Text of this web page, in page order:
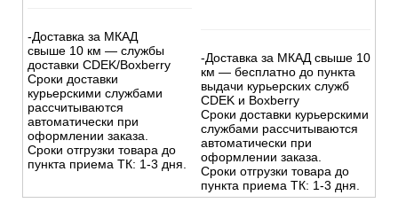
-Доставка за МКАД
свыше 10 км — службы
доставки CDEK/Boxberry
Сроки доставки
курьерскими службами
рассчитываются
автоматически при
оформлении заказа.
Сроки отгрузки товара до
пункта приема ТК: 1-3 дня.
-Доставка за МКАД свыше 10
км — бесплатно до пункта
выдачи курьерских служб
CDEK и Boxberry
Сроки доставки курьерскими
службами рассчитываются
автоматически при
оформлении заказа.
Сроки отгрузки товара до
пункта приема ТК: 1-3 дня.